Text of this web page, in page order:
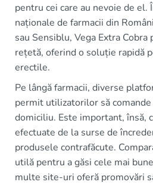
pentru cei care au nevoie de el.
naționale de farmacii din
sau Sensiblu, Vega Extra
rețetă, oferind o soluție rapidă
erectile.
Pe lângă farmacii, diverse
permit utilizatorilor să
domiciliu. Este important, însă,
efectuate de la surse de
produsele contrafăcute.
utilă pentru a găsi cele mai
multe site-uri oferă promovări